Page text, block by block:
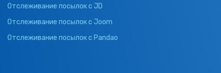
Отслеживание посылок с JD
Отслеживание посылок с Joom
Отслеживание посылок с Pandao